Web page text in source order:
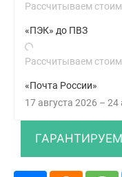
Рассчитываем
«ПЭК» до ПВЗ
Рассчитываем
«Почта России»
17 августа 2026 – 24